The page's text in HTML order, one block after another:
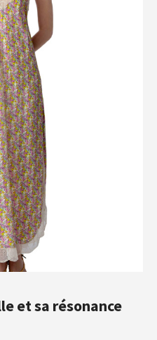
et sa résonance